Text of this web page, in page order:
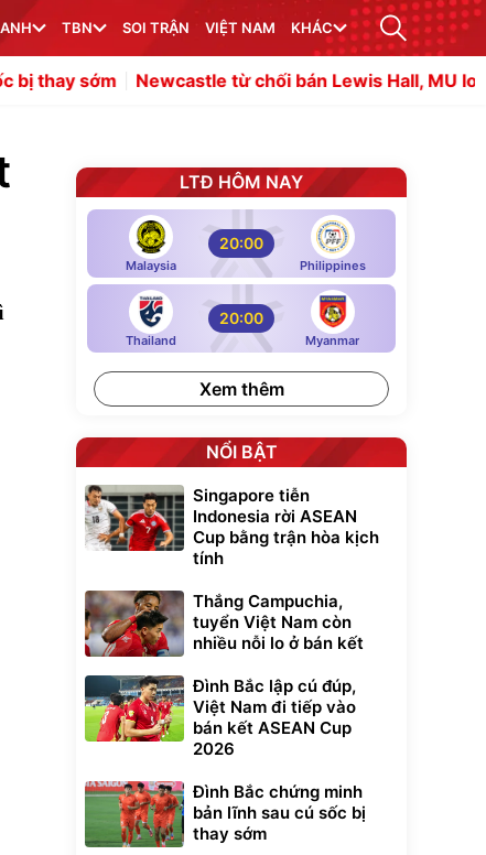
ANH TBN SOI TRẬN VIỆT NAM KHÁC
Newcastle từ chối bán Lewis Hall, MU lo khủng
LTĐ HÔM NAY
Malaysia
20:00
Philippines
Thailand
20:00
Myanmar
Xem thêm
NỔI BẬT
Singapore tiễn
Indonesia rời ASEAN
Cup bằng trận hòa kịch
tính
Thắng Campuchia,
tuyển Việt Nam còn
nhiều nỗi lo ở bán kết
Đình Bắc lập cú đúp,
Việt Nam đi tiếp vào
bán kết ASEAN Cup
2026
Đình Bắc chứng minh
bản lĩnh sau cú sốc bị
thay sớm